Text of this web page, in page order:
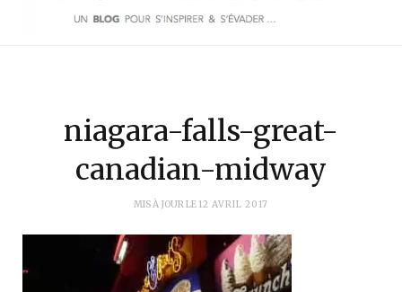
niagara-falls-great-
canadian-midway
MIS À JOUR LE12 AVRIL 2017